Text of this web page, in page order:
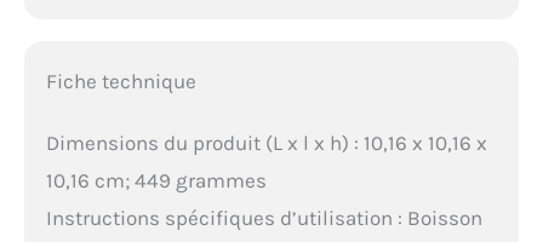
Fiche technique
Dimensions du produit (L x l x h) : 10,16 x 10,16 x
10,16 cm; 449 grammes
Instructions spécifiques d’utilisation : Boisson